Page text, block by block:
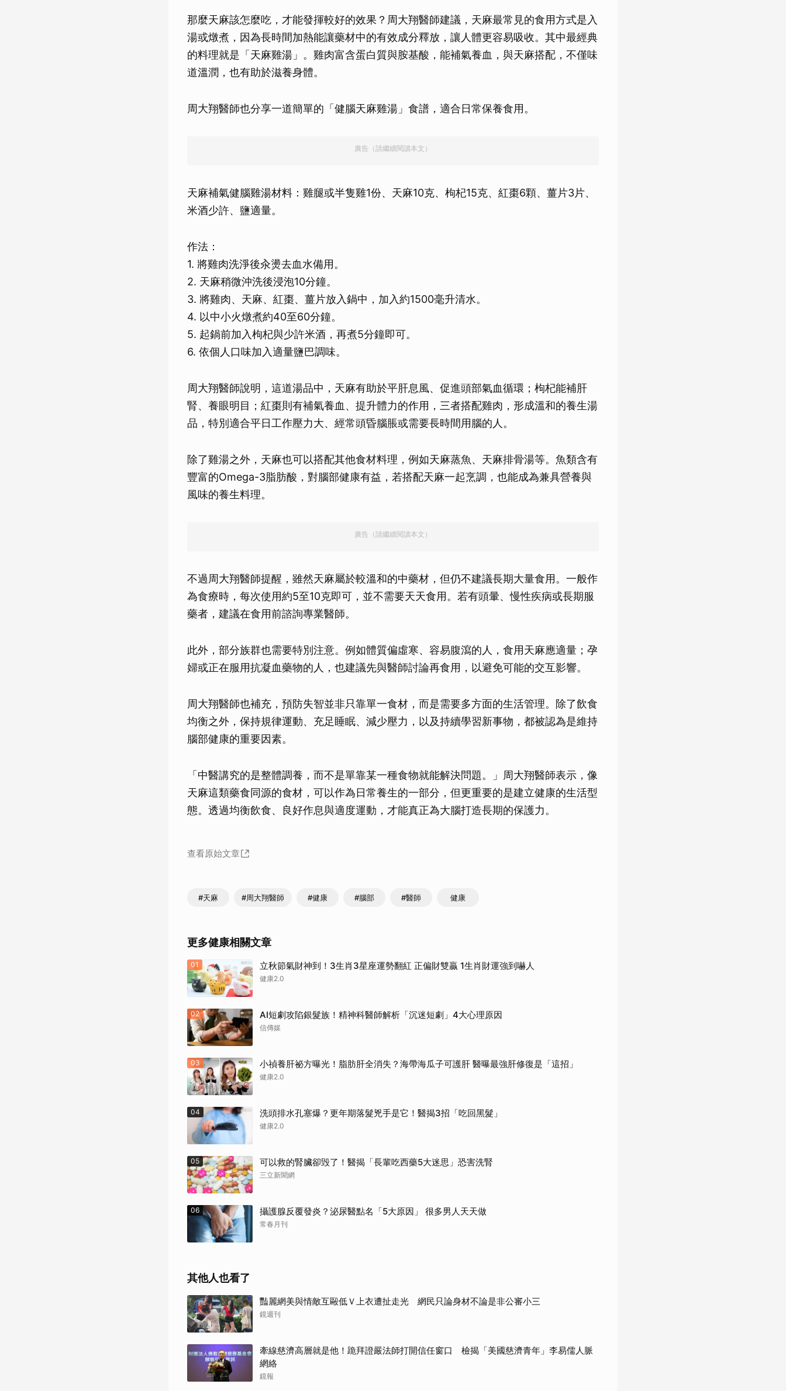
那麼天麻該怎麼吃，才能發揮較好的效果？周大翔醫師建議，天麻最常見的食用方式是入
湯或燉煮，因為長時間加熱能讓藥材中的有效成分釋放，讓人體更容易吸收。其中最經典
的料理就是「天麻雞湯」。雞肉富含蛋白質與胺基酸，能補氣養血，與天麻搭配，不僅味
道溫潤，也有助於滋養身體。
周大翔醫師也分享一道簡單的「健腦天麻雞湯」食譜，適合日常保養食用。
廣告（請繼續閱讀本文）
天麻補氣健腦雞湯材料：雞腿或半隻雞1份、天麻10克、枸杞15克、紅棗6顆、薑片3片、
米酒少許、鹽適量。
作法：
1. 將雞肉洗淨後汆燙去血水備用。
2. 天麻稍微沖洗後浸泡10分鐘。
3. 將雞肉、天麻、紅棗、薑片放入鍋中，加入約1500毫升清水。
4. 以中小火燉煮約40至60分鐘。
5. 起鍋前加入枸杞與少許米酒，再煮5分鐘即可。
6. 依個人口味加入適量鹽巴調味。
周大翔醫師說明，這道湯品中，天麻有助於平肝息風、促進頭部氣血循環；枸杞能補肝
腎、養眼明目；紅棗則有補氣養血、提升體力的作用，三者搭配雞肉，形成溫和的養生湯
品，特別適合平日工作壓力大、經常頭昏腦脹或需要長時間用腦的人。
除了雞湯之外，天麻也可以搭配其他食材料理，例如天麻蒸魚、天麻排骨湯等。魚類含有
豐富的Omega-3脂肪酸，對腦部健康有益，若搭配天麻一起烹調，也能成為兼具營養與
風味的養生料理。
廣告（請繼續閱讀本文）
不過周大翔醫師提醒，雖然天麻屬於較溫和的中藥材，但仍不建議長期大量食用。一般作
為食療時，每次使用約5至10克即可，並不需要天天食用。若有頭暈、慢性疾病或長期服
藥者，建議在食用前諮詢專業醫師。
此外，部分族群也需要特別注意。例如體質偏虛寒、容易腹瀉的人，食用天麻應適量；孕
婦或正在服用抗凝血藥物的人，也建議先與醫師討論再食用，以避免可能的交互影響。
周大翔醫師也補充，預防失智並非只靠單一食材，而是需要多方面的生活管理。除了飲食
均衡之外，保持規律運動、充足睡眠、減少壓力，以及持續學習新事物，都被認為是維持
腦部健康的重要因素。
「中醫講究的是整體調養，而不是單靠某一種食物就能解決問題。」周大翔醫師表示，像
天麻這類藥食同源的食材，可以作為日常養生的一部分，但更重要的是建立健康的生活型
態。透過均衡飲食、良好作息與適度運動，才能真正為大腦打造長期的保護力。
查看原始文章
#天麻 #周大翔醫師 #健康 #腦部 #醫師 健康
更多健康相關文章
01 立秋節氣財神到！3生肖3星座運勢翻紅 正偏財雙贏 1生肖財運強到嚇人
健康2.0
02 AI短劇攻陷銀髮族！精神科醫師解析「沉迷短劇」4大心理原因
信傳媒
03 小禎養肝祕方曝光！脂肪肝全消失？海帶海瓜子可護肝 醫曝最強肝修復是「這招」
健康2.0
04 洗頭排水孔塞爆？更年期落髮兇手是它！醫揭3招「吃回黑髮」
健康2.0
05 可以救的腎臟卻毁了！醫揭「長輩吃西藥5大迷思」恐害洗腎
三立新聞網
06 攝護腺反覆發炎？泌尿醫點名「5大原因」 很多男人天天做
常春月刊
其他人也看了
豔麗網美與情敵互毆低Ｖ上衣遭扯走光 網民只論身材不論是非公審小三
鏡週刊
牽線慈濟高層就是他！跪拜證嚴法師打開信任窗口 檢揭「美國慈濟青年」李易儒人脈
網絡
鏡報
取消